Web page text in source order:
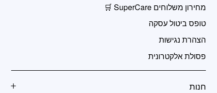
מחירון משלוחים SuperCare 🛒
טופס ביטול עסקה
הצהרת נגישות
פסולת אלקטרונית
חנות